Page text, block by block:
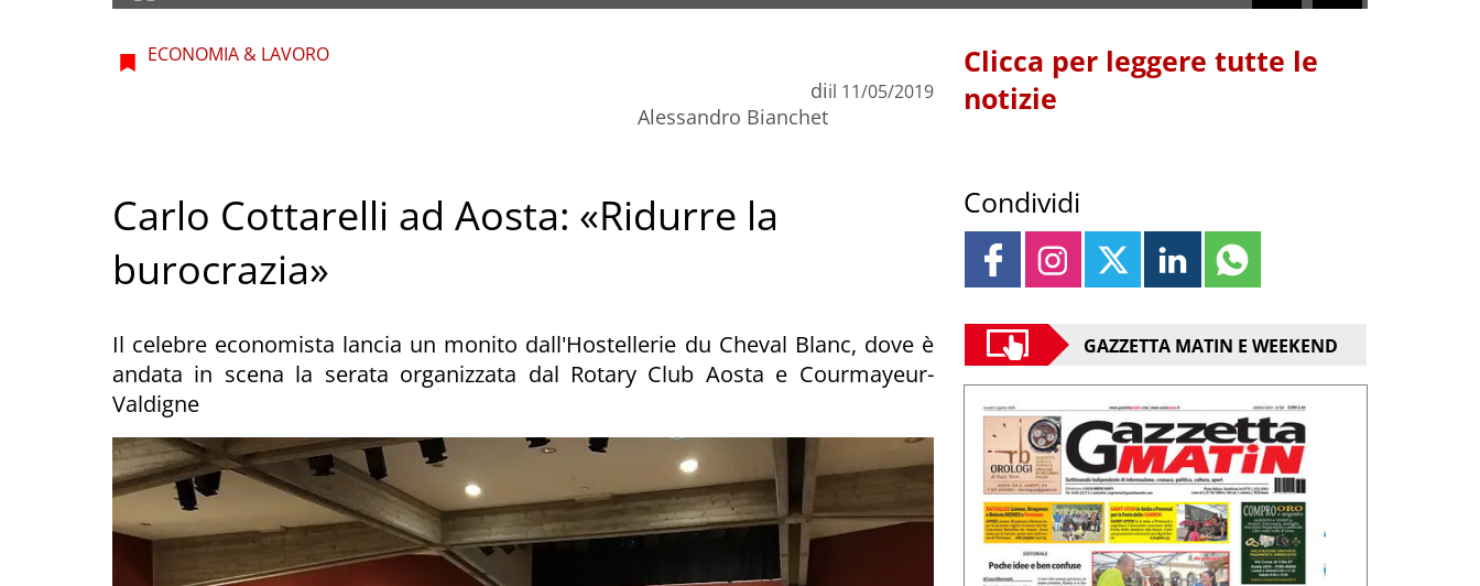
ECONOMIA & LAVORO
di
Alessandro Bianchet
il 11/05/2019
Carlo Cottarelli ad Aosta: «Ridurre la
burocrazia»
Il celebre economista lancia un monito dall'Hostellerie du Cheval Blanc, dove è
andata in scena la serata organizzata dal Rotary Club Aosta e Courmayeur-
Valdigne
Clicca per leggere tutte le
notizie
Condividi
GAZZETTA MATIN E WEEKEND